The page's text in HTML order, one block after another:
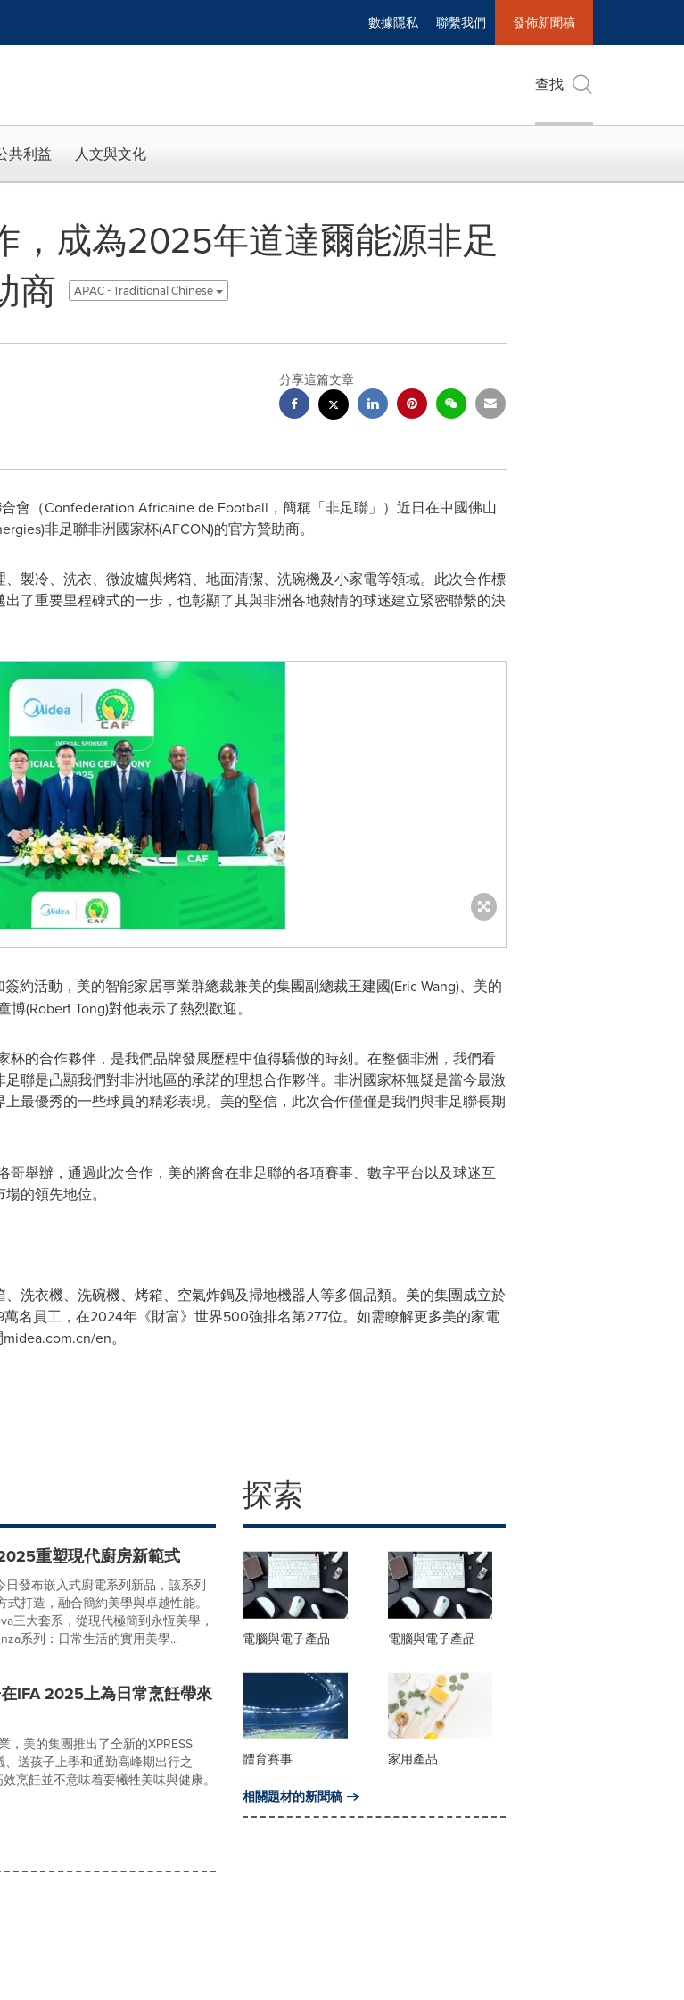
數據隱私 聯繫我們 發佈新聞稿
查找
共利益 人文與文化
，成為2025年道達爾能源非足
商
APAC - Traditional Chinese
分享這篇文章
會（Confederation Africaine de Football，簡稱「非足聯」）近日在中國佛山
非足聯非洲國家杯(AFCON)的官方贊助商。
製冷、洗衣、微波爐與烤箱、地面清潔、洗碗機及小家電等領域。此次合作標
了重要里程碑式的一步，也彰顯了其與非洲各地熱情的球迷建立緊密聯繫的決
約活動，美的智能家居事業群總裁兼美的集團副總裁王建國(Eric Wang)、美的
博(Robert Tong)對他表示了熱烈歡迎。
的合作夥伴，是我們品牌發展歷程中值得驕傲的時刻。在整個非洲，我們看
聯是凸顯我們對非洲地區的承諾的理想合作夥伴。非洲國家杯無疑是當今最激
最優秀的一些球員的精彩表現。美的堅信，此次合作僅僅是我們與非足聯長期
舉辦，通過此次合作，美的將會在非足聯的各項賽事、數字平台以及球迷互
的領先地位。
洗衣機、洗碗機、烤箱、空氣炸鍋及掃地機器人等多個品類。美的集團成立於
名員工，在2024年《財富》世界500強排名第277位。如需瞭解更多美的家電
en。
重塑現代廚房新範式
日發布嵌入式廚電系列新品，該系列
打造，融合簡約美學與卓越性能。
三大套系，從現代極簡到永恆美學，
系列：日常生活的實用美學...
IFA 2025上為日常烹飪帶來
美的集團推出了全新的XPRESS
、送孩子上學和通勤高峰期出行之
烹飪並不意味着要犧牲美味與健康。
探索
電腦與電子產品 電腦與電子產品
體育賽事 家用產品
相關題材的新聞稿